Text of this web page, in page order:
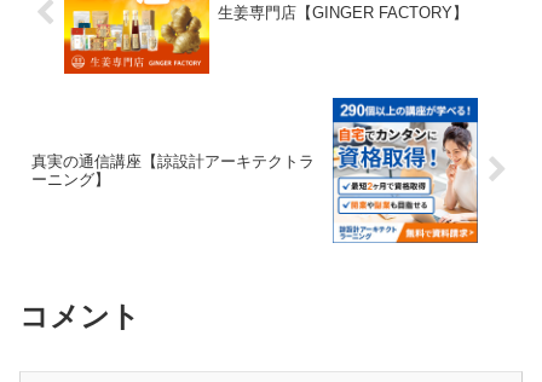
れ、 女性に大変な人気。ヴォイスのＷｅ
生姜専門店【GINGER FACTORY】
真実の通信講座【諒設計アーキテクトラ
ーニング】
コメント